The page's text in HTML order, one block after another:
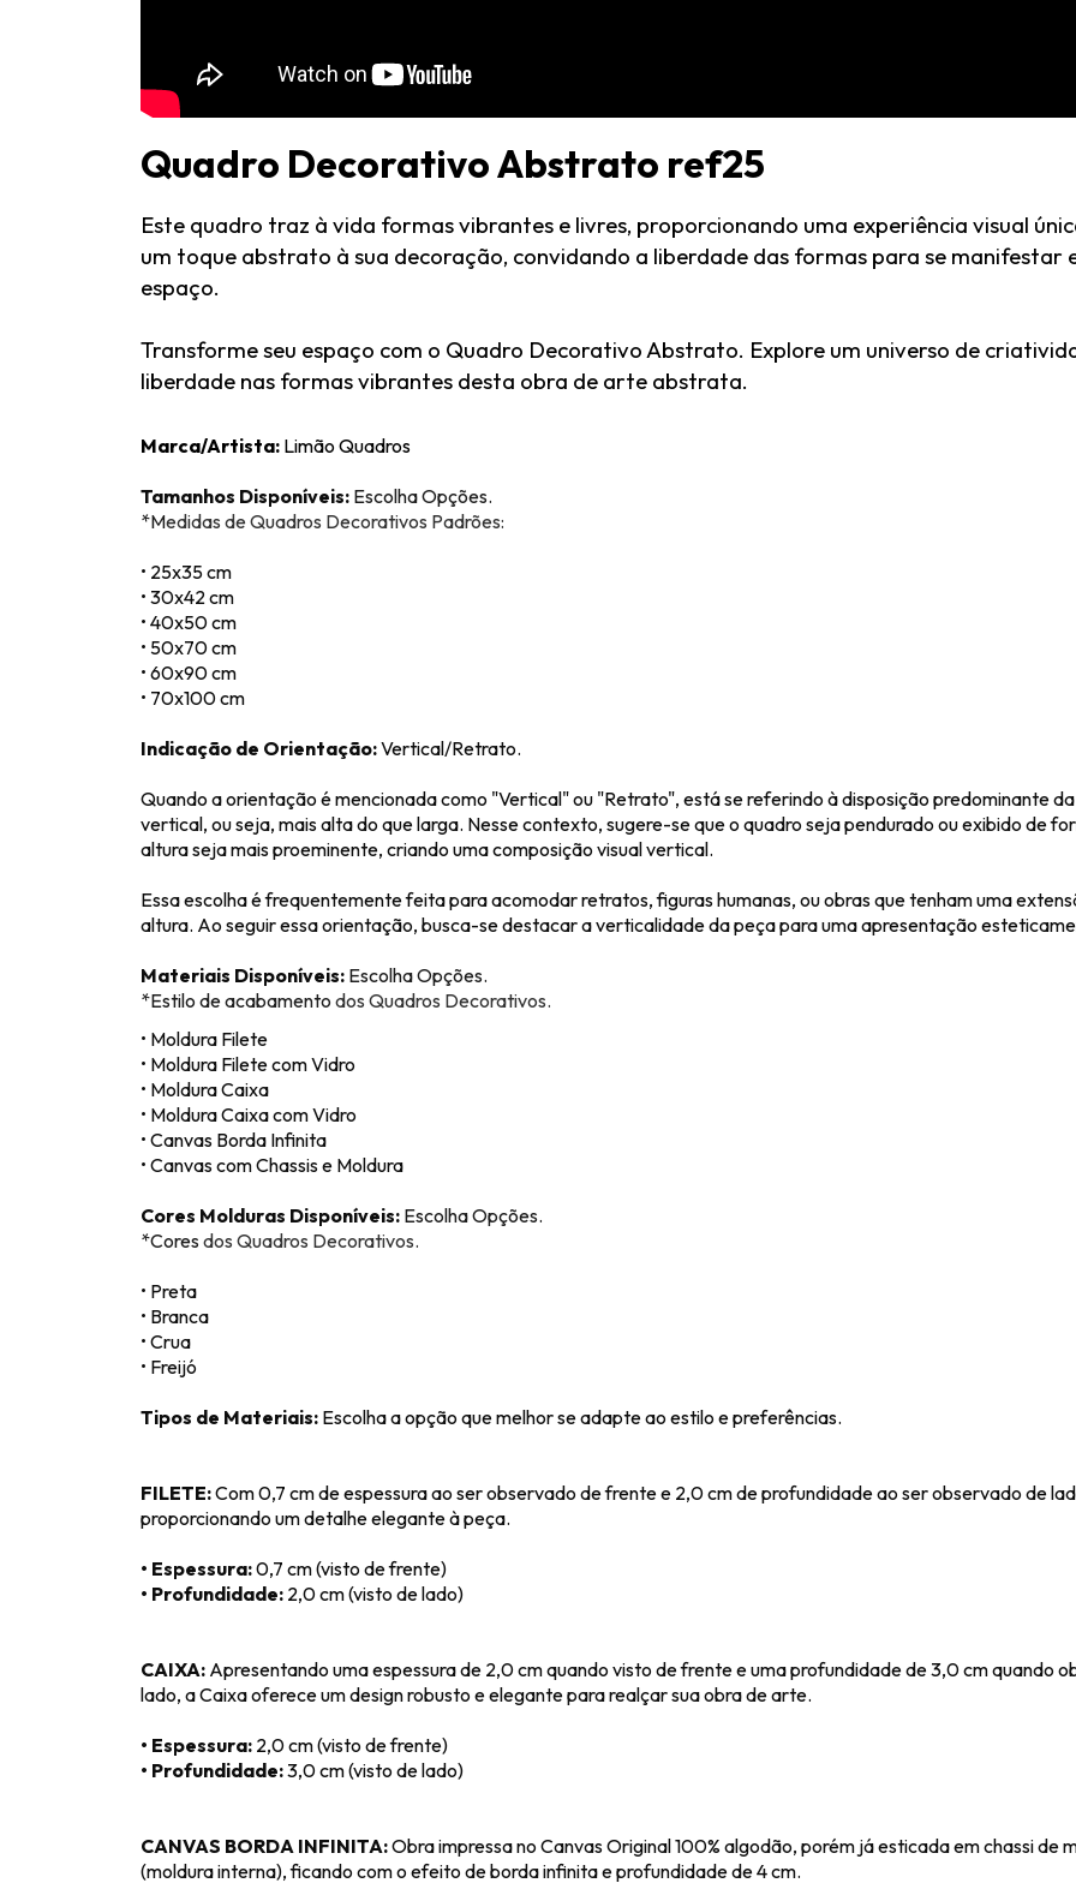
Quadro Decorativo Abstrato ref25
Este quadro traz à vida formas vibrantes e livres, proporcionando uma experiência visual
um toque abstrato à sua decoração, convidando a liberdade das formas para se manifestar
espaço.
Transforme seu espaço com o Quadro Decorativo Abstrato. Explore um universo de
liberdade nas formas vibrantes desta obra de arte abstrata.
Marca/Artista: Limão Quadros
Tamanhos Disponíveis: Escolha Opções.
*Medidas de Quadros Decorativos Padrões:
• 25x35 cm
• 30x42 cm
• 40x50 cm
• 50x70 cm
• 60x90 cm
• 70x100 cm
Indicação de Orientação:Vertical/Retrato.
Quando a orientação é mencionada como "Vertical" ou "Retrato", está se referindo à disposição predominante
vertical, ou seja, mais alta do que larga. Nesse contexto, sugere-se que o quadro seja pendurado ou exibido de
altura seja mais proeminente, criando uma composição visual vertical.
Essa escolha é frequentemente feita para acomodar retratos, figuras humanas, ou obras que tenham uma
altura. Ao seguir essa orientação, busca-se destacar a verticalidade da peça para uma apresentação
Materiais Disponíveis: Escolha Opções.
*Estilo de acabamento dos Quadros Decorativos.
• Moldura Filete
• Moldura Filete com Vidro
• Moldura Caixa
• Moldura Caixa com Vidro
• Canvas Borda Infinita
• Canvas com Chassis e Moldura
Cores Molduras Disponíveis: Escolha Opções.
*Cores dos Quadros Decorativos.
• Preta
• Branca
• Crua
• Freijó
Tipos de Materiais: Escolha a opção que melhor se adapte ao estilo e preferências.
FILETE:Com 0,7 cm de espessura ao ser observado de frente e 2,0 cm de profundidade ao ser observado de
proporcionando um detalhe elegante à peça.
• Espessura:0,7 cm (visto de frente)
• Profundidade: 2,0 cm (visto de lado)
CAIXA: Apresentando uma espessura de 2,0 cm quando visto de frente e uma profundidade de 3,0 cm quando
lado, a Caixa oferece um design robusto e elegante para realçar sua obra de arte.
• Espessura: 2,0 cm (visto de frente)
• Profundidade:3,0 cm (visto de lado)
CANVAS BORDA INFINITA:Obra impressa no Canvas Original 100% algodão, porém já esticada em chassi de
(moldura interna), ficando com o efeito de borda infinita e profundidade de 4 cm.